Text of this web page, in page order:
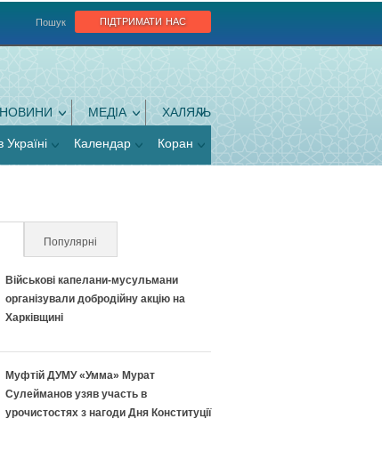
підтримати нас
Пошук
НОВИНИ МЕДІА ХАЛЯЛЬ
Україні Календар Коран
(активна вкладка)
Популярні
Військові капелани-мусульмани
організували добродійну акцію на
Харківщині
Муфтій ДУМУ «Умма» Мурат
Сулейманов узяв участь в
урочистостях з нагоди Дня Конституції